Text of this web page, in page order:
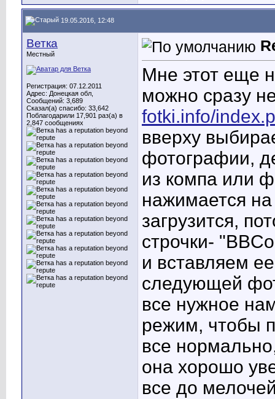
19.05.2016, 12:48
Ветка
Местный
Регистрация: 07.12.2011
Адрес: Донецкая обл,
Сообщений: 3,689
Сказал(а) спасибо: 33,642
Поблагодарили 17,901 раз(а) в
2,847 сообщениях
Мне этот еще
можно сразу
fotki.info/
вверху
фотографии,
из компа или
нажимается на
загрузится,
строчки-
и вставляем
следующей
все нужное
режим, чтобы
все
она хорошо
все до